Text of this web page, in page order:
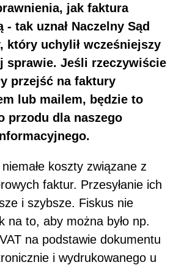
jak faktura
- tak uznał Naczelny Sąd
który uchylił wcześniejszy
sprawie. Jeśli rzeczywiście
przejść na faktury
lub mailem, będzie to
przodu dla naszego
koszty związane z
faktur. Przesyłanie ich
i szybsze. Fiskus nie
na to, aby można było np.
na podstawie dokumentu
i wydrukowanego u